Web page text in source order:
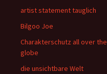
artist statement tauglich
Bilgoo Joe
Charakterschutz all over the
globe
die unsichtbare Welt